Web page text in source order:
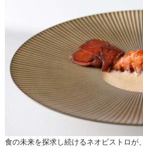
食の未来を探求し続けるネオビストロが